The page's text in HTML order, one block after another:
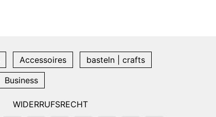
Accessoires
basteln | crafts
Business
WIDERRUFSRECHT